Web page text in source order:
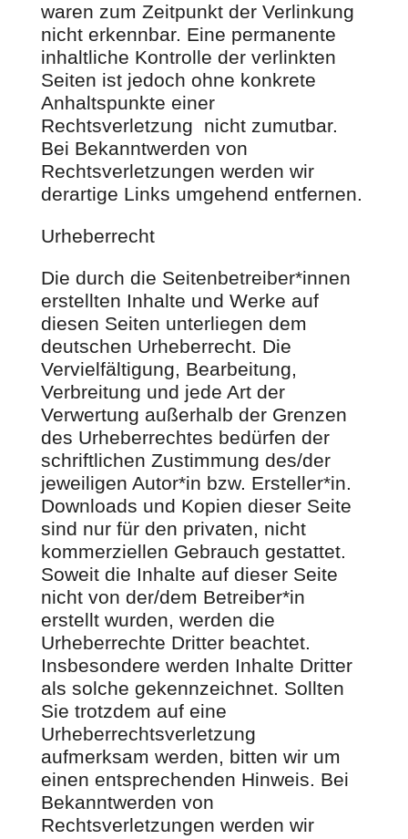
waren zum Zeitpunkt der Verlinkung
nicht erkennbar. Eine permanente
inhaltliche Kontrolle der verlinkten
Seiten ist jedoch ohne konkrete
Anhaltspunkte einer
Rechtsverletzung nicht zumutbar.
Bei Bekanntwerden von
Rechtsverletzungen werden wir
derartige Links umgehend entfernen.
Urheberrecht
Die durch die Seitenbetreiber*innen
erstellten Inhalte und Werke auf
diesen Seiten unterliegen dem
deutschen Urheberrecht. Die
Vervielfältigung, Bearbeitung,
Verbreitung und jede Art der
Verwertung außerhalb der Grenzen
des Urheberrechtes bedürfen der
schriftlichen Zustimmung des/der
jeweiligen Autor*in bzw. Ersteller*in.
Downloads und Kopien dieser Seite
sind nur für den privaten, nicht
kommerziellen Gebrauch gestattet.
Soweit die Inhalte auf dieser Seite
nicht von der/dem Betreiber*in
erstellt wurden, werden die
Urheberrechte Dritter beachtet.
Insbesondere werden Inhalte Dritter
als solche gekennzeichnet. Sollten
Sie trotzdem auf eine
Urheberrechtsverletzung
aufmerksam werden, bitten wir um
einen entsprechenden Hinweis. Bei
Bekanntwerden von
Rechtsverletzungen werden wir